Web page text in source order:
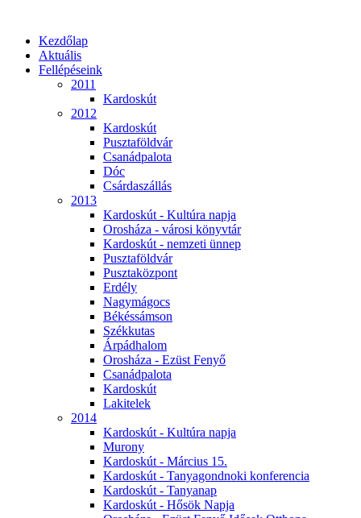
Kezdőlap
Aktuális
Fellépéseink
2011
Kardoskút
2012
Kardoskút
Pusztaföldvár
Csanádpalota
Dóc
Csárdaszállás
2013
Kardoskút - Kultúra napja
Orosháza - városi könyvtár
Kardoskút - nemzeti ünnep
Pusztaföldvár
Pusztaközpont
Erdély
Nagymágocs
Békéssámson
Székkutas
Árpádhalom
Orosháza - Ezüst Fenyő
Csanádpalota
Kardoskút
Lakitelek
2014
Kardoskút - Kultúra napja
Murony
Kardoskút - Március 15.
Kardoskút - Tanyagondnoki konferencia
Kardoskút - Tanyanap
Kardoskút - Hősök Napja